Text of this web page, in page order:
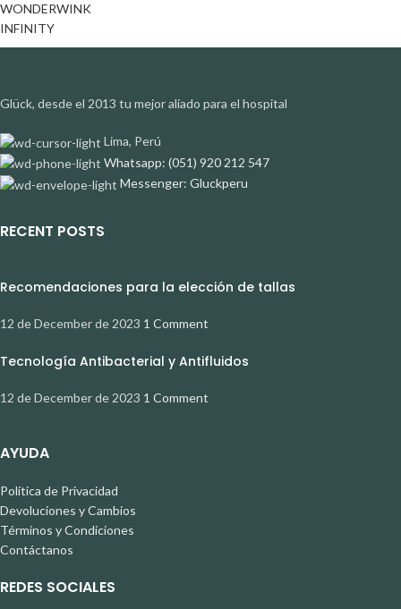
WONDERWINK
INFINITY
Glück, desde el 2013 tu mejor aliado para el hospital
Lima, Perú
Whatsapp: (051) 920 212 547
Messenger: Gluckperu
RECENT POSTS
Recomendaciones para la elección de tallas
12 de December de 2023 1 Comment
Tecnología Antibacterial y Antifluidos
12 de December de 2023 1 Comment
AYUDA
Política de Privacidad
Devoluciones y Cambios
Términos y Condiciones
Contáctanos
REDES SOCIALES